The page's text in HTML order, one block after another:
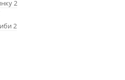
2
2